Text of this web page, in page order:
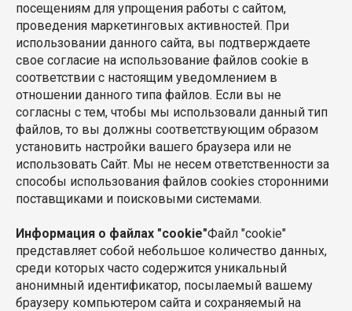
посещениям для упрощения работы с сайтом,
проведения маркетинговых активностей. При
использовании данного сайта, вы подтверждаете
свое согласие на использование файлов cookie в
соответствии с настоящим уведомлением в
отношении данного типа файлов. Если вы не
согласны с тем, чтобы мы использовали данный тип
файлов, то вы должны соответствующим образом
установить настройки вашего браузера или не
использовать Сайт. Мы не несем ответственности за
способы использования файлов cookies сторонними
поставщиками и поисковыми системами.
Информация о файлах "cookie"Файл "cookie"
представляет собой небольшое количество данных,
среди которых часто содержится уникальный
анонимный идентификатор, посылаемый вашему
браузеру компьютером сайта и сохраняемый на